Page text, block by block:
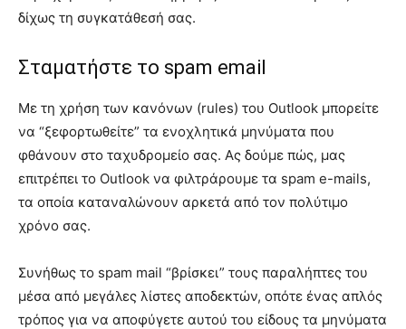
δίχως τη συγκατάθεσή σας.
Σταματήστε το spam email
Με τη χρήση των κανόνων (rules) του Outlook μπορείτε
να “ξεφορτωθείτε” τα ενοχλητικά μηνύματα που
φθάνουν στο ταχυδρομείο σας. Ας δούμε πώς, μας
επιτρέπει το Outlook να φιλτράρουμε τα spam e-mails,
τα οποία καταναλώνουν αρκετά από τον πολύτιμο
χρόνο σας.
Συνήθως το spam mail “βρίσκει” τους παραλήπτες του
μέσα από μεγάλες λίστες αποδεκτών, οπότε ένας απλός
τρόπος για να αποφύγετε αυτού του είδους τα μηνύματα